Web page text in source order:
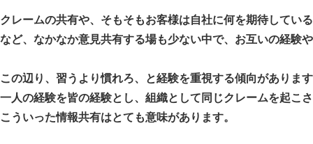
クレームの共有や、そもそもお客様は自社に何を期待してい
など、なかなか意見共有する場も少ない中で、お互いの経験
この辺り、習うより慣れろ、と経験を重視する傾向がありま
一人の経験を皆の経験とし、組織として同じクレームを起こ
こういった情報共有はとても意味があります。